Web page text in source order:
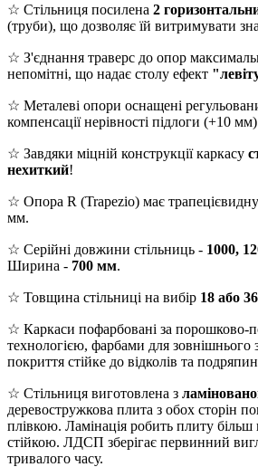
☆ Стільниця посилена 2
(труби), що дозволяє їй витримувати
☆ З'єднання траверс до опор
непомітні, що надає столу ефект
☆ Металеві опори оснащені
компенсації нерівності підлоги (+10
☆ Завдяки міцній конструкції каркасу
нехиткий!
☆ Опора R (Trapezio) має трапецієвидну
мм.
☆ Серійні довжини стільниць - 1000,
Ширина - 700 мм.
☆ Товщина стільниці на вибір 18 або
☆ Каркаси пофарбовані за порошково-
технологією, фарбами для зовнішнього
покриття стійке до відколів та
☆ Стільниця виготовлена з
деревостружкова плита з обох сторін
плівкою. Ламінація робить плиту
стійкою. ЛДСП зберігає первинний
тривалого часу.